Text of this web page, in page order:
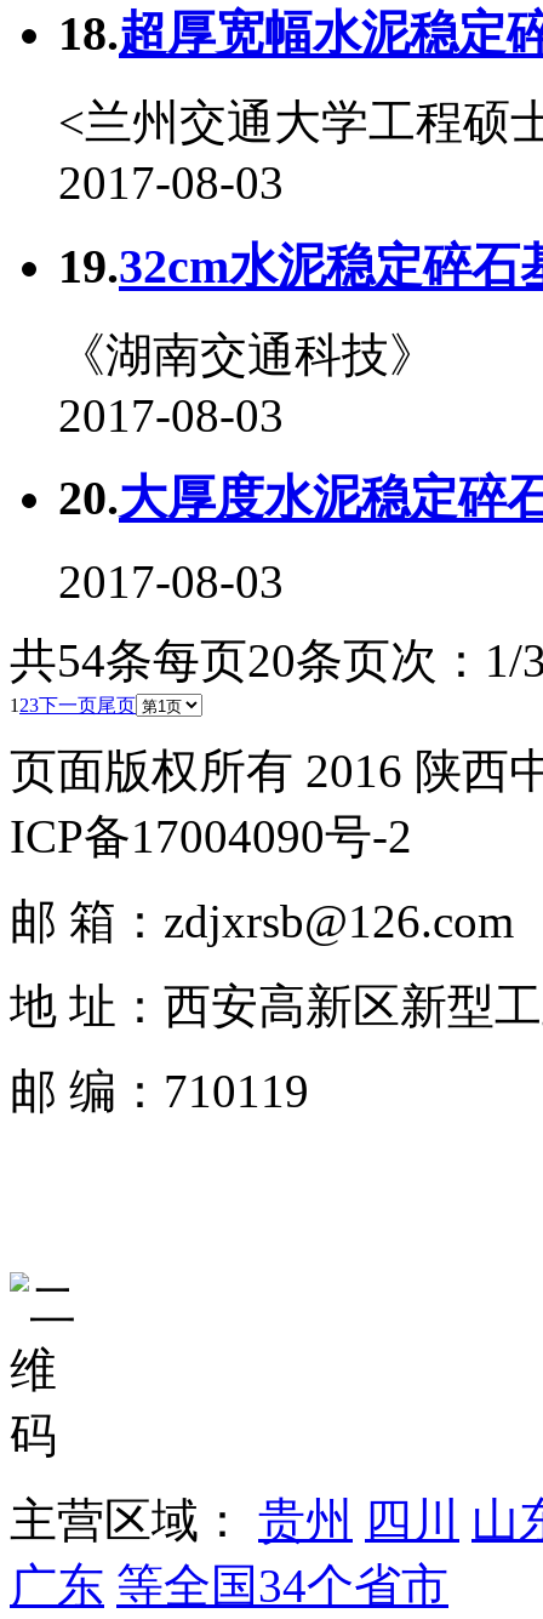
18.超厚宽幅水泥稳定
<兰州交通大学工程硕
2017-08-03
19.32cm水泥稳定碎石
《湖南交通科技》
2017-08-03
20.大厚度水泥稳定碎
2017-08-03
共54条每页20条页次：1/
1 23下一页尾页
页面版权所有 2016 陕西
ICP备17004090号-2
邮 箱：zdjxrsb@126.com
地 址：西安高新区新型
邮 编：710119
主营区域： 贵州 四川
山
广东 等全国34个省市